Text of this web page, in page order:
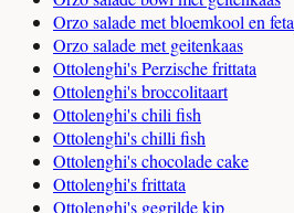
Orzo salade met bloemkool en feta
Orzo salade met geitenkaas
Ottolenghi's Perzische frittata
Ottolenghi's broccolitaart
Ottolenghi's chili fish
Ottolenghi's chilli fish
Ottolenghi's chocolade cake
Ottolenghi's frittata
Ottolenghi's gegrilde kip